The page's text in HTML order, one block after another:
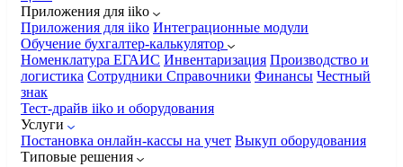
Приложения для iiko
Приложения для iiko Интеграционные модули
Обучение бухгалтер-калькулятор
Номенклатура ЕГАИС Инвентаризация Производство и
логистика Сотрудники Справочники Финансы Честный
знак
Тест-драйв iiko и оборудования
Услуги
Постановка онлайн-кассы на учет Выкуп оборудования
Типовые решения